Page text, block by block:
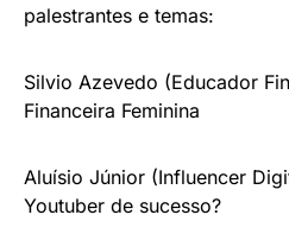
palestrantes e temas:
Silvio Azevedo (Educador
Financeira Feminina
Aluísio Júnior (Influencer
Youtuber de sucesso?